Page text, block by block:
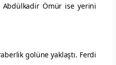
Abdülkadir Ömür ise yerini
golüne yaklaştı. Ferdi